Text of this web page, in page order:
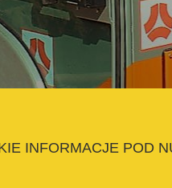
INFORMACJE POD